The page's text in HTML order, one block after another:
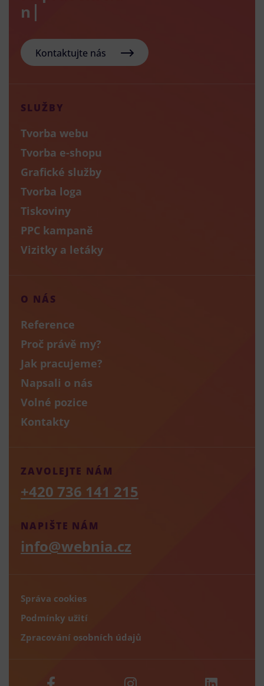
nový e
Kontaktujte nás
SLUŽBY
Tvorba webu
Tvorba e-shopu
Grafické služby
Tvorba loga
Tiskoviny
PPC kampaně
Vizitky a letáky
O NÁS
Reference
Proč právě my?
Jak pracujeme?
Napsali o nás
Volné pozice
Kontakty
NAPIŠTE NÁM
info@webnia.cz
ZAVOLEJTE NÁM
+420 736 141 215
Správa cookies
Podmínky užití
Zpracování osobních údajů